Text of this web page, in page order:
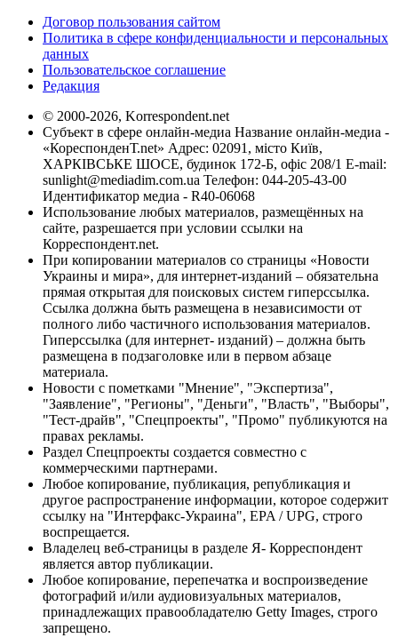
Договор пользования сайтом
Политика в сфере конфиденциальности и персональных
данных
Пользовательское соглашение
Редакция
© 2000-2026, Korrespondent.net
Субъект в сфере онлайн-медиа Название онлайн-медиа -
«КореспонденТ.net» Адрес: 02091, місто Київ,
ХАРКІВСЬКЕ ШОСЕ, будинок 172-Б, офіс 208/1 E-mail:
sunlight@mediadim.com.ua Телефон: 044-205-43-00
Идентификатор медиа - R40-06068
Использование любых материалов, размещённых на
сайте, разрешается при условии ссылки на
Корреспондент.net.
При копировании материалов со страницы «Новости
Украины и мира», для интернет-изданий – обязательна
прямая открытая для поисковых систем гиперссылка.
Ссылка должна быть размещена в независимости от
полного либо частичного использования материалов.
Гиперссылка (для интернет- изданий) – должна быть
размещена в подзаголовке или в первом абзаце
материала.
Новости с пометками "Мнение", "Экспертиза",
"Заявление", "Регионы", "Деньги", "Власть", "Выборы",
"Тест-драйв", "Спецпроекты", "Промо" публикуются на
правах рекламы.
Раздел Спецпроекты создается совместно с
коммерческими партнерами.
Любое копирование, публикация, републикация и
другое распространение информации, которое содержит
ссылку на "Интерфакс-Украина", EPA / UPG, строго
воспрещается.
Владелец веб-страницы в разделе Я- Корреспондент
является автор публикации.
Любое копирование, перепечатка и воспроизведение
фотографий и/или аудиовизуальных материалов,
принадлежащих правообладателю Getty Images, строго
запрещено.